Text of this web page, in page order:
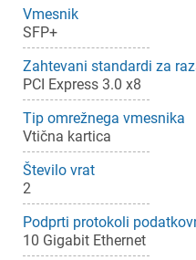
Vmesnik
SFP+
Zahtevani standardi za
PCI Express 3.0 x8
Tip omrežnega vmesnika
Vtična kartica
Število vrat
2
Podprti protokoli
10 Gigabit Ethernet